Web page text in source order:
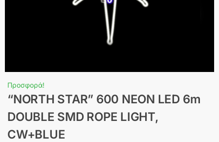
Προσφορά!
“NORTH STAR” 600 NEON LED 6m
DOUBLE SMD ROPE LIGHT,
CW+BLUE